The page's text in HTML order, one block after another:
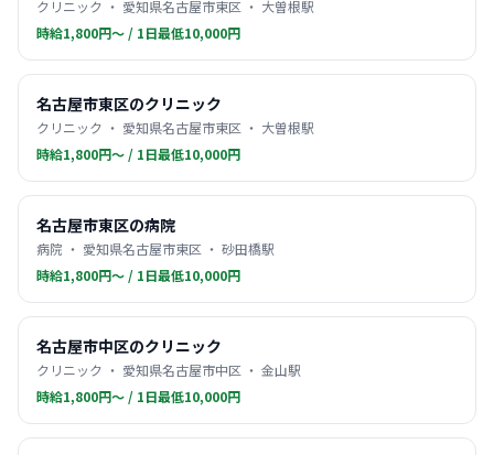
クリニック ・ 愛知県名古屋市東区 ・ 大曽根駅
時給1,800円〜 / 1日最低10,000円
名古屋市東区のクリニック
クリニック ・ 愛知県名古屋市東区 ・ 大曽根駅
時給1,800円〜 / 1日最低10,000円
名古屋市東区の病院
病院 ・ 愛知県名古屋市東区 ・ 砂田橋駅
時給1,800円〜 / 1日最低10,000円
名古屋市中区のクリニック
クリニック ・ 愛知県名古屋市中区 ・ 金山駅
時給1,800円〜 / 1日最低10,000円